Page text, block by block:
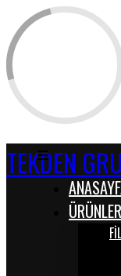
TEKDEN
ÜRÜNLER